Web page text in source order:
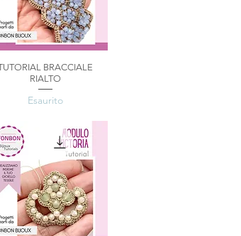
Vista rapida
BRACCIALE
RIALTO
Esaurito